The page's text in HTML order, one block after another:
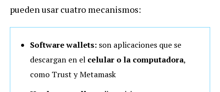
pueden usar cuatro mecanismos:
Software wallets: son aplicaciones que se
descargan en el celular o la computadora,
como Trust y Metamask